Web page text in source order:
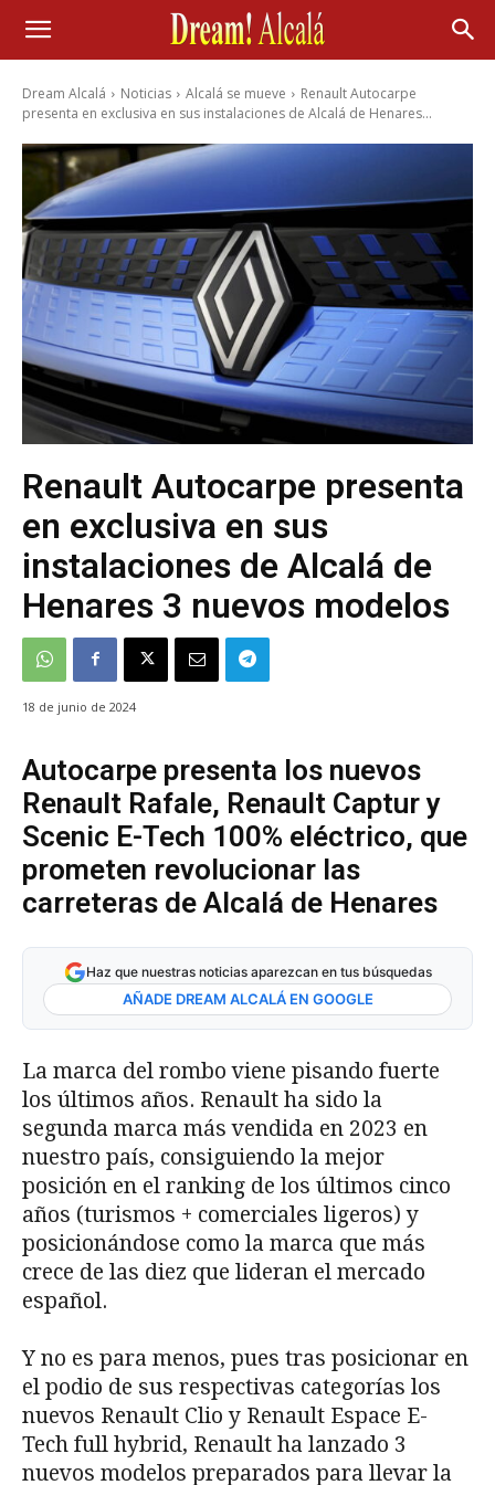
Dream Alcalá Noticias Alcalá se mueve
Renault Autocarpe
presenta en exclusiva en sus instalaciones de Alcalá de Henares...
Renault Autocarpe presenta
en exclusiva en sus
instalaciones de Alcalá de
Henares 3 nuevos modelos
18 de junio de 2024
Autocarpe presenta los nuevos
Renault Rafale, Renault Captur y
Scenic E-Tech 100% eléctrico, que
prometen revolucionar las
carreteras de Alcalá de Henares
Haz que nuestras noticias aparezcan en tus búsquedas
AÑADE DREAM ALCALÁ EN GOOGLE
La marca del rombo viene pisando fuerte
los últimos años. Renault ha sido la
segunda marca más vendida en 2023 en
nuestro país, consiguiendo la mejor
posición en el ranking de los últimos cinco
años (turismos + comerciales ligeros) y
posicionándose como la marca que más
crece de las diez que lideran el mercado
español.
Y no es para menos, pues tras posicionar en
el podio de sus respectivas categorías los
nuevos Renault Clio y Renault Espace E-
Tech full hybrid, Renault ha lanzado 3
nuevos modelos preparados para llevar la